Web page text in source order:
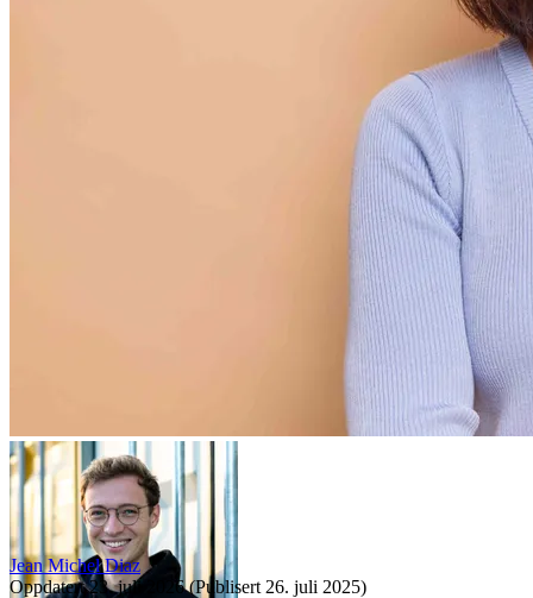
Jean Michel Diaz
Oppdatert23. juli 2026(Publisert 26. juli 2025)